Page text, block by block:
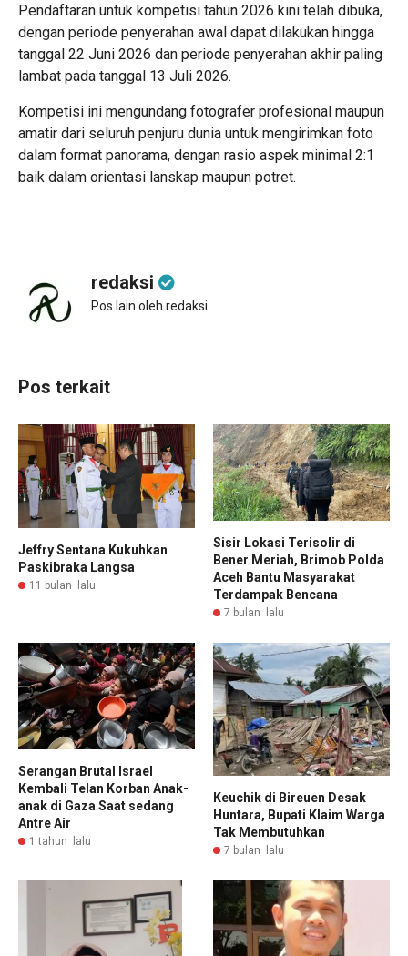
Pendaftaran untuk kompetisi tahun 2026 kini telah dibuka,
dengan periode penyerahan awal dapat dilakukan hingga
tanggal 22 Juni 2026 dan periode penyerahan akhir paling
lambat pada tanggal 13 Juli 2026.
Kompetisi ini mengundang fotografer profesional maupun
amatir dari seluruh penjuru dunia untuk mengirimkan foto
dalam format panorama, dengan rasio aspek minimal 2:1
baik dalam orientasi lanskap maupun potret.
redaksi
Pos lain oleh redaksi
Pos terkait
Jeffry Sentana Kukuhkan
Paskibraka Langsa
11 bulan lalu
Sisir Lokasi Terisolir di
Bener Meriah, Brimob Polda
Aceh Bantu Masyarakat
Terdampak Bencana
7 bulan lalu
Serangan Brutal Israel
Kembali Telan Korban Anak-
anak di Gaza Saat sedang
Antre Air
1 tahun lalu
Keuchik di Bireuen Desak
Huntara, Bupati Klaim Warga
Tak Membutuhkan
7 bulan lalu